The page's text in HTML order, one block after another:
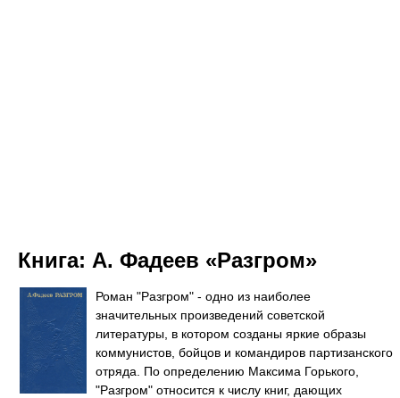
Книга: А. Фадеев «Разгром»
Роман "Разгром" - одно из наиболее
значительных произведений советской
литературы, в котором созданы яркие образы
коммунистов, бойцов и командиров партизанского
отряда. По определению Максима Горького,
"Разгром" относится к числу книг, дающих